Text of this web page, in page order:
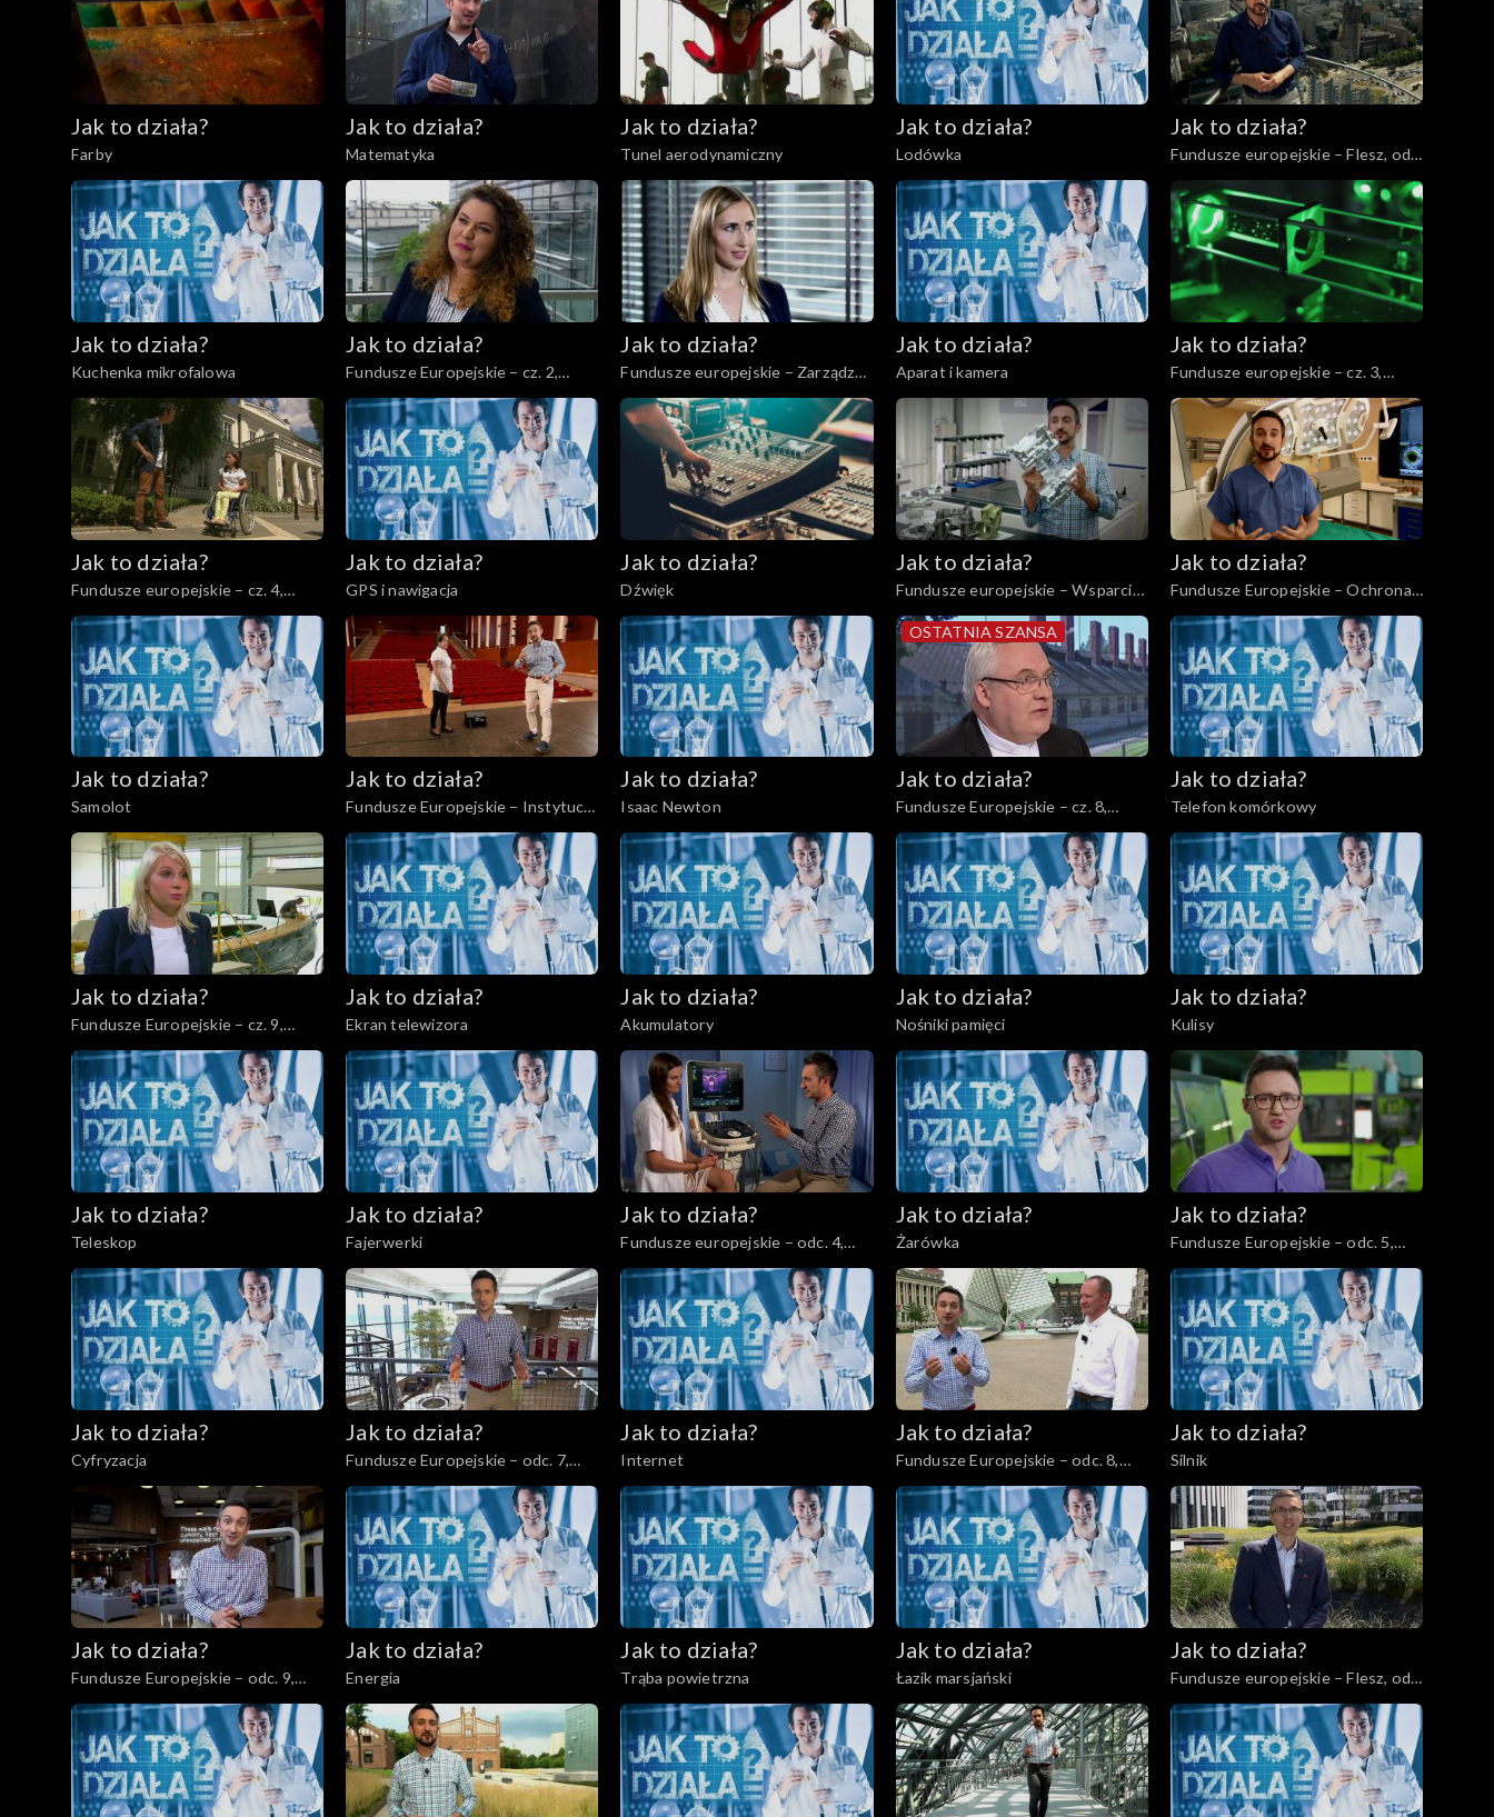
Jak to działa?
Farby
Jak to działa?
Matematyka
Jak to działa?
Tunel aerodynamiczny
Jak to działa?
Lodówka
Jak to działa?
Fundusze europejskie – Flesz, odc.
Jak to działa?
Kuchenka mikrofalowa
Jak to działa?
Fundusze Europejskie – cz. 2,
Edukacja
Jak to działa?
Fundusze europejskie – Zarządzać
energią elektryczną
Jak to działa?
Aparat i kamera
Jak to działa?
Fundusze europejskie – cz. 3,
Badania i rozwój
Jak to działa?
Fundusze europejskie – cz. 4,
Pomoc niepełnosprawnym
Jak to działa?
GPS i nawigacja
Jak to działa?
Dźwięk
Jak to działa?
Fundusze europejskie – Wsparcie
małych przedsiębiorstw
Jak to działa?
Fundusze Europejskie – Ochrona
zdrowia
Jak to działa?
Samolot
Jak to działa?
Fundusze Europejskie – Instytucje
kulturalne
Jak to działa?
Isaac Newton
OSTATNIA SZANSA
Jak to działa?
Fundusze Europejskie – cz. 8,
Ochrona środowiska
Jak to działa?
Telefon komórkowy
Jak to działa?
Fundusze Europejskie – cz. 9,
Rynek międzynarodowy
Jak to działa?
Ekran telewizora
Jak to działa?
Akumulatory
Jak to działa?
Nośniki pamięci
Jak to działa?
Kulisy
Jak to działa?
Teleskop
Jak to działa?
Fajerwerki
Jak to działa?
Fundusze europejskie – odc. 4,
Usługi dla ludności – ochrona
zdrowia
Jak to działa?
Żarówka
Jak to działa?
Fundusze Europejskie – odc. 5,
Innowatorzy cz. 2
Jak to działa?
Cyfryzacja
Jak to działa?
Fundusze Europejskie – odc. 7,
Przedsiębiorcy cz. 2
Jak to działa?
Internet
Jak to działa?
Fundusze Europejskie – odc. 8,
Wsparcie dla niepełnosprawnych
Jak to działa?
Silnik
Jak to działa?
Fundusze Europejskie – odc. 9,
Start-upy
Jak to działa?
Energia
Jak to działa?
Trąba powietrzna
Jak to działa?
Łazik marsjański
Jak to działa?
Fundusze europejskie – Flesz, odc.
3